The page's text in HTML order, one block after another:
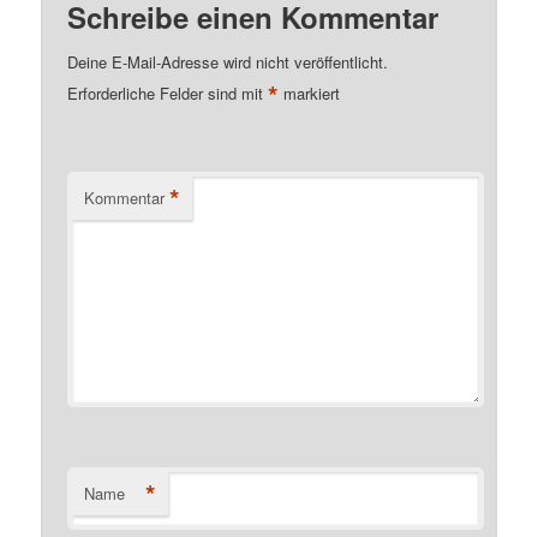
Schreibe einen Kommentar
Deine E-Mail-Adresse wird nicht veröffentlicht.
Erforderliche Felder sind mit* markiert
Kommentar *
Name *